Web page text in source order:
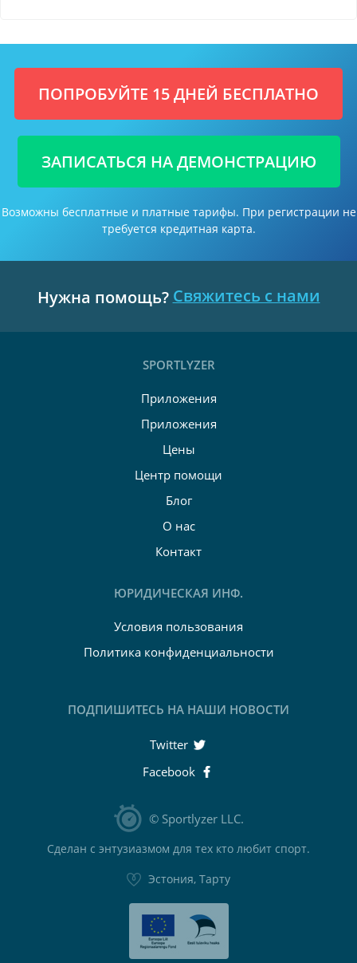
ПОПРОБУЙТЕ 15 ДНЕЙ БЕСПЛАТНО
ЗАПИСАТЬСЯ НА ДЕМОНСТРАЦИЮ
Возможны бесплатные и платные тарифы. При регистрации не
требуется кредитная карта.
Нужна помощь? Свяжитесь с нами
SPORTLYZER
Приложения
Приложения
Цены
Центр помощи
Блог
О нас
Контакт
ЮРИДИЧЕСКАЯ ИНФ.
Условия пользования
Политика конфиденциальности
ПОДПИШИТЕСЬ НА НАШИ НОВОСТИ
Twitter
Facebook
© Sportlyzer LLC.
Сделан с энтузиазмом для тех кто любит спорт.
Эстония, Тарту